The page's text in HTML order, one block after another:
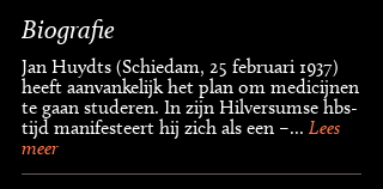
Biografie
Jan Huydts (Schiedam, 25 februari 1937)
heeft aanvankelijk het plan om medicijnen
te gaan studeren. In zijn Hilversumse hbs-
tijd manifesteert hij zich als een –... Lees
meer